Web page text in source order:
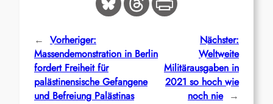
← Vorheriger:
Massendemonstration in Berlin
fordert Freiheit für
palästinensische Gefangene
und Befreiung Palästinas
Nächster:
Weltweite
Militärausgaben in
2021 so hoch wie
noch nie →